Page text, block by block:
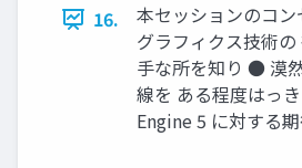
16.
本セッションのコ
グラフィクス技術
手な所を知り ● 漠
線を ある程度はっ
Engine 5 に対する